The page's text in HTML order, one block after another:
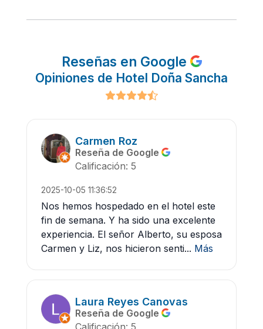
Reseñas en Google
Opiniones de Hotel Doña Sancha
Carmen Roz
Reseña de Google
Calificación: 5
2025-10-05 11:36:52
Nos hemos hospedado en el hotel este
fin de semana. Y ha sido una excelente
experiencia. El señor Alberto, su esposa
Carmen y Liz, nos hicieron senti... Más
Laura Reyes Canovas
Reseña de Google